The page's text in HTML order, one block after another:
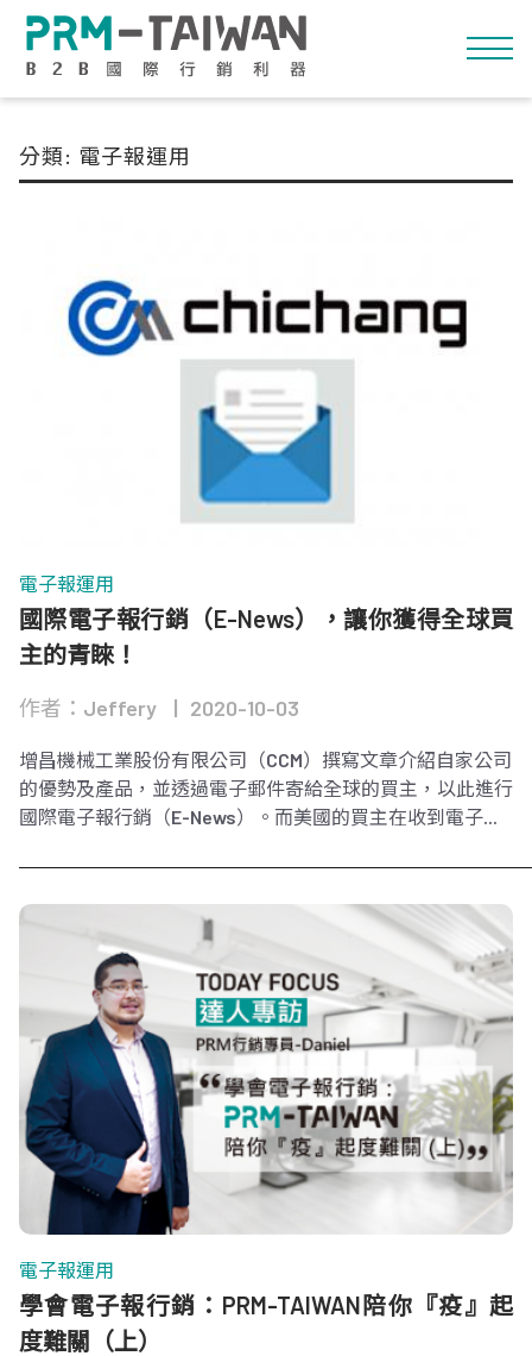
分類: 電子報運用
電子報運用
國際電子報行銷（E-News），讓你獲得全球買
主的青睞！
作者：Jeffery 2020-10-03
增昌機械工業股份有限公司（CCM）撰寫文章介紹自家公司
的優勢及產品，並透過電子郵件寄給全球的買主，以此進行
國際電子報行銷（E-News）。而美國的買主在收到電子...
電子報運用
學會電子報行銷：PRM-TAIWAN陪你『疫』起
度難關（上）